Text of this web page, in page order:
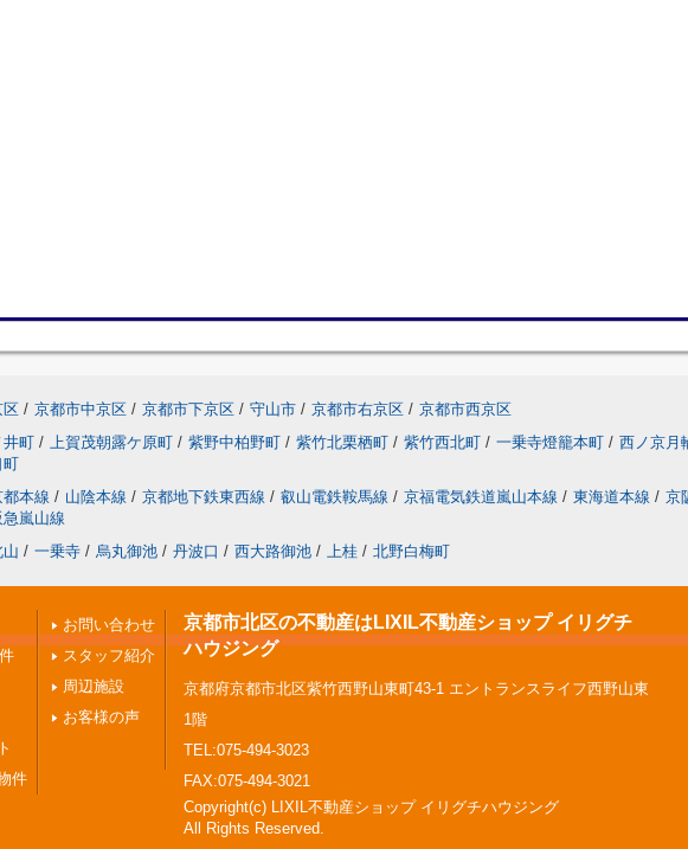
区 / 京都市中京区 / 京都市下京区 / 守山市 / 京都市右京区 / 京都市西京区
井町 / 上賀茂朝露ケ原町 / 紫野中柏野町 / 紫竹北栗栖町 / 紫竹西北町 / 一乗寺燈籠本町 / 西ノ京月
町
都本線 / 山陰本線 / 京都地下鉄東西線 / 叡山電鉄鞍馬線 / 京福電気鉄道嵐山本線 / 東海道本線 / 京
急嵐山線
山 / 一乗寺 / 烏丸御池 / 丹波口 / 西大路御池 / 上桂 / 北野白梅町
件
お問い合わせ
スタッフ紹介
周辺施設
お客様の声
京都市北区の不動産はLIXIL不動産ショップ イリグチ
ハウジング
京都府京都市北区紫竹西野山東町43-1 エントランスライフ西野山東
1階
TEL:075-494-3023
FAX:075-494-3021
Copyright(c) LIXIL不動産ショップ イリグチハウジング
All Rights Reserved.